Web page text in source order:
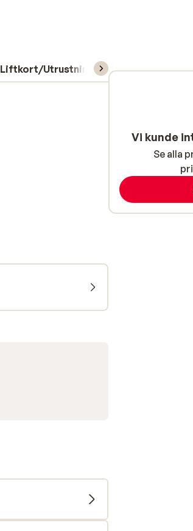
Liftkort/Utrustning/Skidskola
Vi kunde
Se alla